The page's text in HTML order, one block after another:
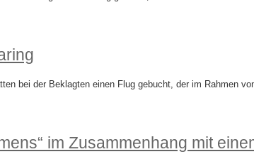
bei der Beklagten einen Flug gebucht, der im Rahmen
im Zusammenhang mit